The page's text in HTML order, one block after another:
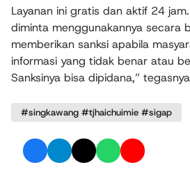
Layanan ini gratis dan aktif 24
diminta menggunakannya secara
memberikan sanksi apabila
informasi yang tidak benar atau
Sanksinya bisa dipidana,”
#singkawang #tjhaichuimie #sigap